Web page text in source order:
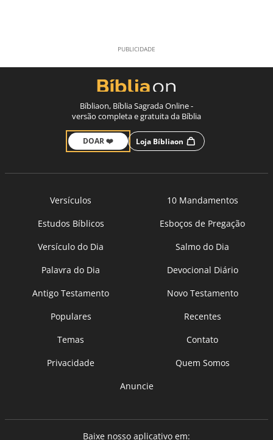
Bíbliaon, Bíblia Sagrada Online -
versão completa e gratuita da Bíblia
DOAR ❤️ Loja Bíbliaon
Versículos
10 Mandamentos
Estudos Bíblicos
Esboços de Pregação
Versículo do Dia
Salmo do Dia
Palavra do Dia
Devocional Diário
Antigo Testamento
Novo Testamento
Populares
Recentes
Temas
Contato
Privacidade
Quem Somos
Anuncie
Baixe nosso aplicativo em: